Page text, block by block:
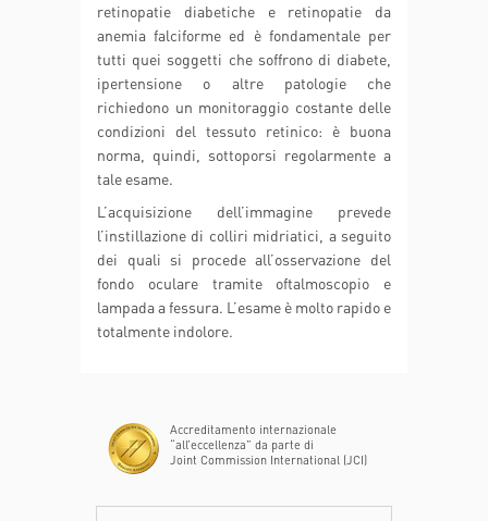
retinopatie diabetiche e retinopatie da
anemia falciforme ed è fondamentale per
tutti quei soggetti che soffrono di diabete,
ipertensione o altre patologie che
richiedono un monitoraggio costante delle
condizioni del tessuto retinico: è buona
norma, quindi, sottoporsi regolarmente a
tale esame.
L’acquisizione dell’immagine prevede
l’instillazione di colliri midriatici, a seguito
dei quali si procede all’osservazione del
fondo oculare tramite oftalmoscopio e
lampada a fessura. L’esame è molto rapido e
totalmente indolore.
Accreditamento internazionale
“all’eccellenza” da parte di
Joint Commission International (JCI)